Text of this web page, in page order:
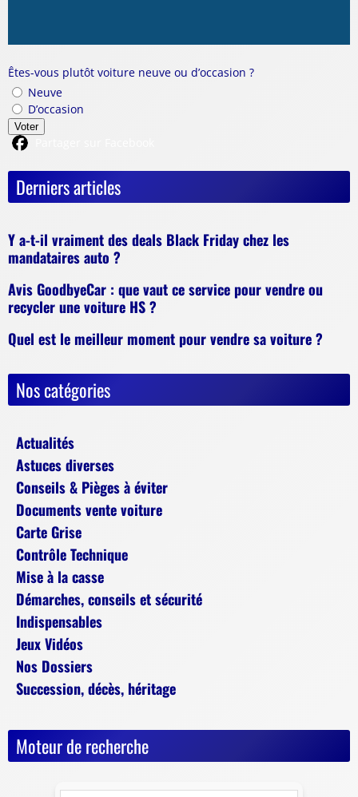
Êtes-vous plutôt voiture neuve ou d’occasion ?
Neuve
D’occasion
Voter
Derniers articles
Y a-t-il vraiment des deals Black Friday chez les
mandataires auto ?
Avis GoodbyeCar : que vaut ce service pour vendre ou
recycler une voiture HS ?
Quel est le meilleur moment pour vendre sa voiture ?
Nos catégories
Actualités
Astuces diverses
Conseils & Pièges à éviter
Documents vente voiture
Carte Grise
Contrôle Technique
Mise à la casse
Démarches, conseils et sécurité
Indispensables
Jeux Vidéos
Nos Dossiers
Succession, décès, héritage
Moteur de recherche